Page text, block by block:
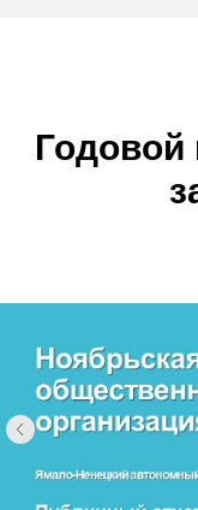
Годовой